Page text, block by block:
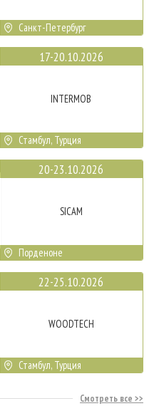
Санкт-Петербург
17-20.10.2026
INTERMOB
Стамбул, Турция
20-23.10.2026
SICAM
Порденоне
22-25.10.2026
WOODTECH
Стамбул, Турция
Смотреть все